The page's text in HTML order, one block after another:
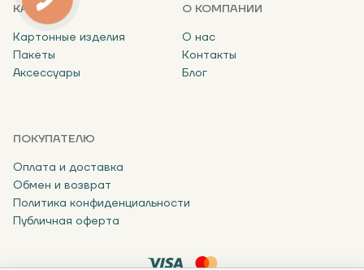
КАТАЛОГ
Картонные изделия
Пакеты
Аксессуары
О КОМПАНИИ
О нас
Контакты
Блог
ПОКУПАТЕЛЮ
Оплата и доставка
Обмен и возврат
Политика конфиденциальности
Публичная оферта